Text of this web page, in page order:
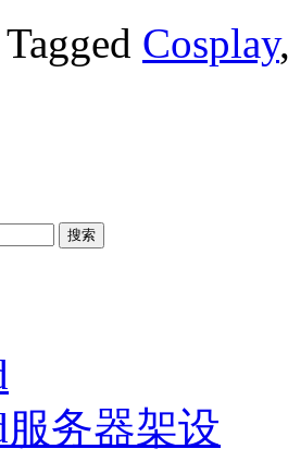
Tagged Cosplay
务器架设